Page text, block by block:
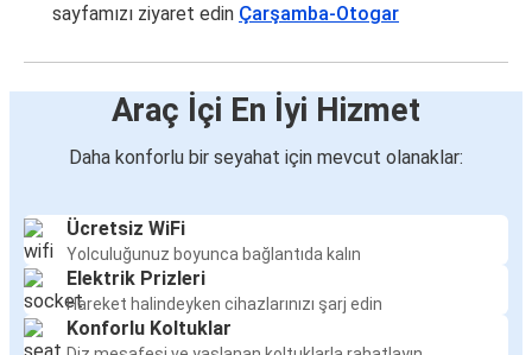
sayfamızı ziyaret edin Çarşamba-Otogar
Araç İçi En İyi Hizmet
Daha konforlu bir seyahat için mevcut olanaklar:
Ücretsiz WiFi
Yolculuğunuz boyunca bağlantıda kalın
Elektrik Prizleri
Hareket halindeyken cihazlarınızı şarj edin
Konforlu Koltuklar